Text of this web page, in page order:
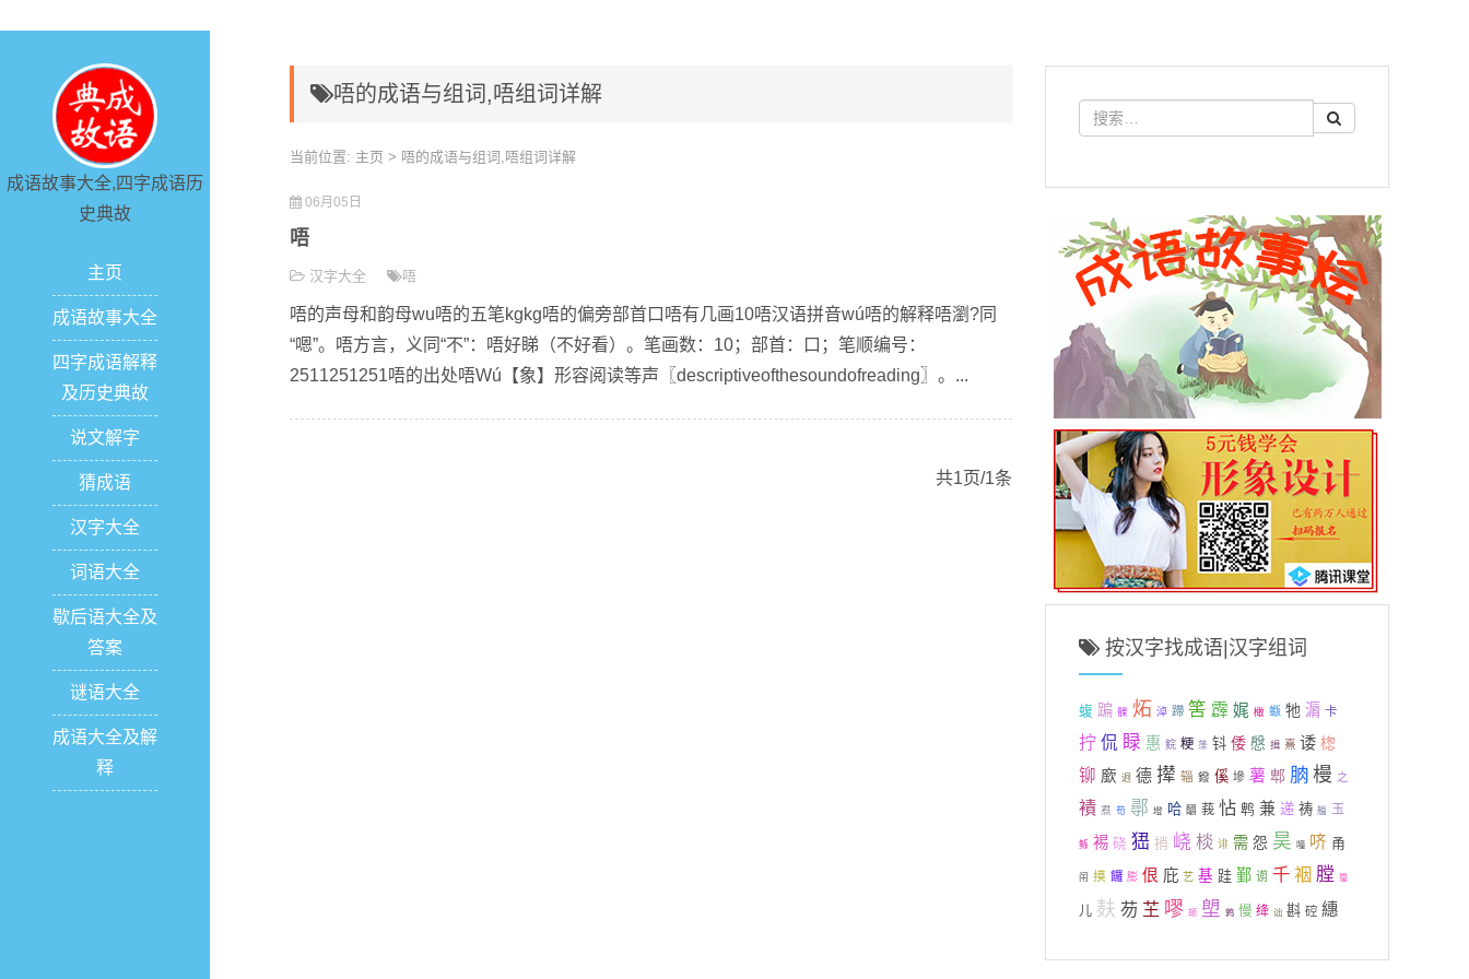
成语故事大全,四字成语历
史典故
主页
成语故事大全
四字成语解释
及历史典故
说文解字
猜成语
汉字大全
词语大全
歇后语大全及
答案
谜语大全
成语大全及解
释
唔的成语与组词,唔组词详解
当前位置: 主页 > 唔的成语与组词,唔组词详解
06月05日
唔
汉字大全 唔
唔的声母和韵母wu唔的五笔kgkg唔的偏旁部首口唔有几画10唔汉语拼音wú唔的解释唔瀏?同
“嗯”。唔方言，义同“不”：唔好睇（不好看）。笔画数：10；部首：口；笔顺编号：
2511251251唔的出处唔Wú【象】形容阅读等声〖descriptiveofthesoundofreading〗。...
共1页/1条
按汉字找成语|汉字组词
蝮 蹁 髁 炻 淖 蹛 筈 霹 娓 橄 蝂 牠 漘 卡
拧 侃 睩 惠 鲩 粳 蒤 钭 倭 慇 揖 熹 诿 楤
铆 廞 迥 德 撵 辎 鏺 傒 墋 薯 郫 朒 槾 之
襀 焄 苟 鄩 墱 哈 釂 莪 怗 鹎 兼 递 祷 艗 玉
鲧 裼 硗 峱 捎 峣 棪 诽 需 怨 昊 噇 哜 甬
闬 摸 饠 膨 佷 庇 艺 基 跬 鄞 谫 千 裀 膛 璺
儿 麸 芴 芏 嘐 颉 塱 鹑 慢 绛 诎 斟 硿 繐